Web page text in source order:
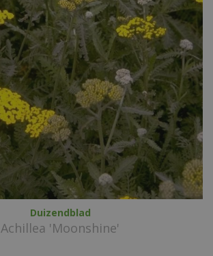
Duizendblad
Achillea 'Moonshine'